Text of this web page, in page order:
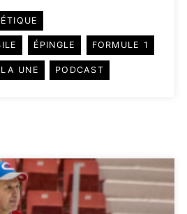
ÉPINGLE FORMULE 1
LA UNE PODCAST